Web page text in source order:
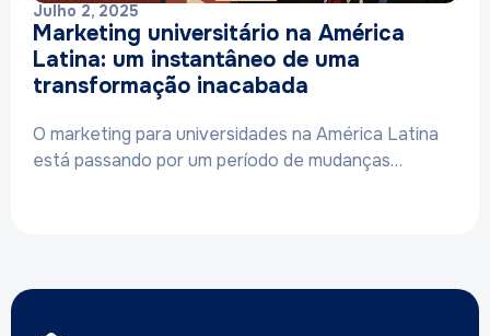
Julho 2, 2025
Marketing universitário na América
Latina: um instantâneo de uma
transformação inacabada
O marketing para universidades na América Latina
está passando por um período de mudanças…